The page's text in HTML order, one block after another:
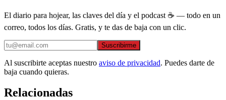
El diario para hojear, las claves del día y el podcast ☕ — todo en un
correo, todos los días. Gratis, y te das de baja con un clic.
Suscribirme
Al suscribirte aceptas nuestro aviso de privacidad. Puedes darte de
baja cuando quieras.
Relacionadas